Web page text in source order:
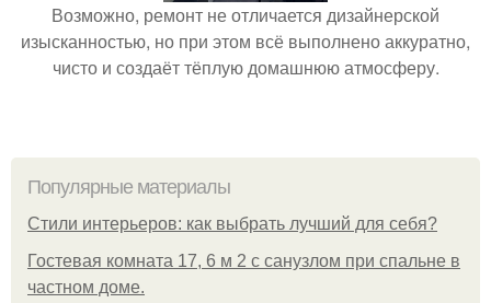
Возможно, ремонт не отличается дизайнерской
изысканностью, но при этом всё выполнено аккуратно,
чисто и создаёт тёплую домашнюю атмосферу.
Популярные материалы
Стили интерьеров: как выбрать лучший для себя?
Гостевая комната 17, 6 м 2 с санузлом при спальне в
частном доме.